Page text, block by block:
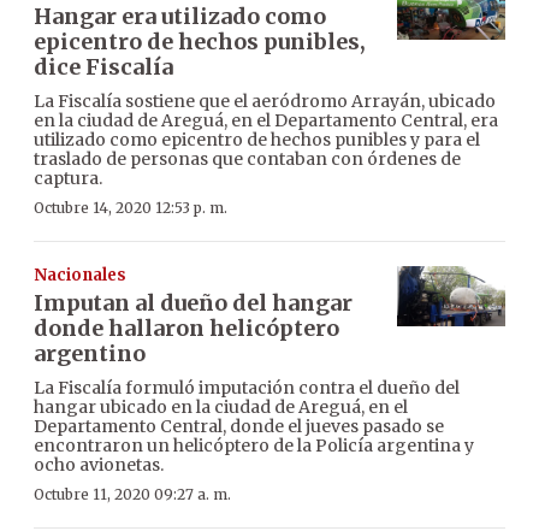
Hangar era utilizado como
epicentro de hechos punibles,
dice Fiscalía
La Fiscalía sostiene que el aeródromo Arrayán, ubicado
en la ciudad de Areguá, en el Departamento Central, era
utilizado como epicentro de hechos punibles y para el
traslado de personas que contaban con órdenes de
captura.
Octubre 14, 2020 12:53 p. m.
Nacionales
Imputan al dueño del hangar
donde hallaron helicóptero
argentino
La Fiscalía formuló imputación contra el dueño del
hangar ubicado en la ciudad de Areguá, en el
Departamento Central, donde el jueves pasado se
encontraron un helicóptero de la Policía argentina y
ocho avionetas.
Octubre 11, 2020 09:27 a. m.